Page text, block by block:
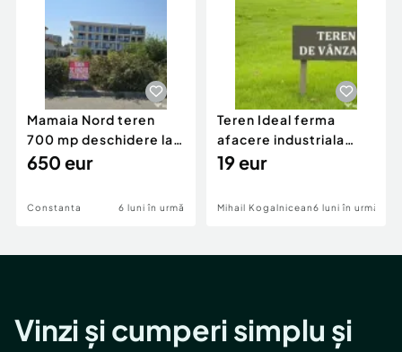
Mamaia Nord teren
700 mp deschidere la
D24 si D25
650 eur
Constanta 6 luni în urmă
Teren Ideal ferma
afacere industriala
deschidere 71 ml la
19 eur
Mihail Kogalniceanu6 luni în urmă
Vinzi și cumperi simplu și